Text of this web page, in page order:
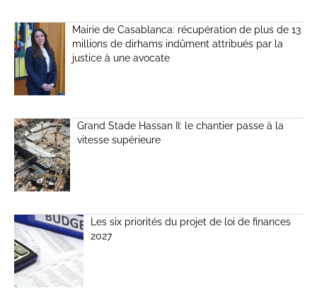
Mairie de Casablanca: récupération de plus de 13
millions de dirhams indûment attribués par la
justice à une avocate
Grand Stade Hassan II: le chantier passe à la
vitesse supérieure
Les six priorités du projet de loi de finances
2027